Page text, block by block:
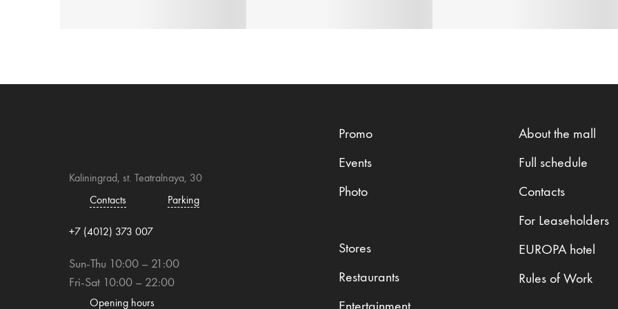
Kaliningrad, st. Teatralnaya, 30
Contacts
Parking
+7 (4012) 373 007
Sun-Thu 10:00 – 21:00
Fri-Sat 10:00 – 22:00
Opening hours
Promo
Events
Photo
Stores
Restaurants
About the mall
Full schedule
Contacts
For Leaseholders
EUROPA hotel
Rules of Work